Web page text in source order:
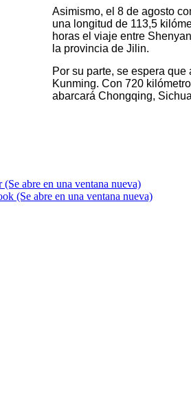
Asimismo, el 8 de agosto
una longitud de 113,5
horas el viaje entre
la provincia de Jilin.
Por su parte, se espera
Kunming. Con 720
abarcará Chongqing,
abre en una ventana nueva)
(Se abre en una ventana nueva)